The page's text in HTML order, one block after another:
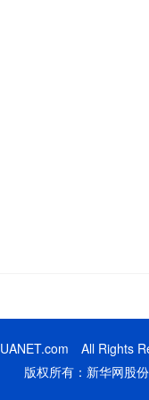
All Rights
版权所有：新华网股份